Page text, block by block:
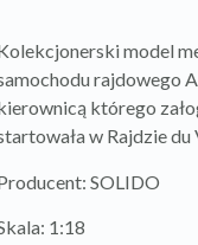
model
rajdowego
którego
w Rajdzie
SOLIDO
1:18